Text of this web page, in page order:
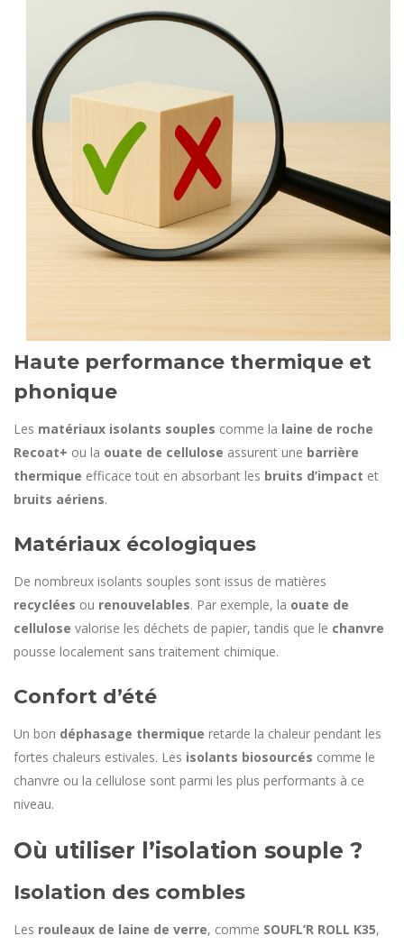
Haute performance thermique et
phonique
Les matériaux isolants souples comme la laine de roche
Recoat+ ou la ouate de cellulose assurent une barrière
thermique efficace tout en absorbant les bruits d’impact et
bruits aériens.
Matériaux écologiques
De nombreux isolants souples sont issus de matières
recyclées ou renouvelables. Par exemple, la ouate de
cellulose valorise les déchets de papier, tandis que le chanvre
pousse localement sans traitement chimique.
Confort d’été
Un bon déphasage thermique retarde la chaleur pendant les
fortes chaleurs estivales. Les isolants biosourcés comme le
chanvre ou la cellulose sont parmi les plus performants à ce
niveau.
Où utiliser l’isolation souple ?
Isolation des combles
Les rouleaux de laine de verre, comme SOUFL’R ROLL K35,